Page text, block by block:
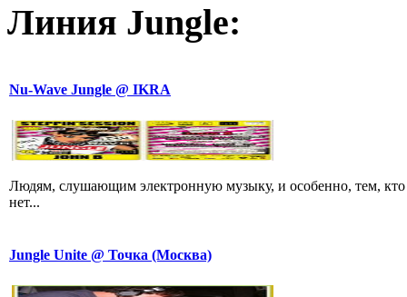
Линия Jungle:
Nu-Wave Jungle @ IKRA
Людям, слушающим электронную музыку, и особенно, тем,
нет...
Jungle Unite @ Точка (Москва)